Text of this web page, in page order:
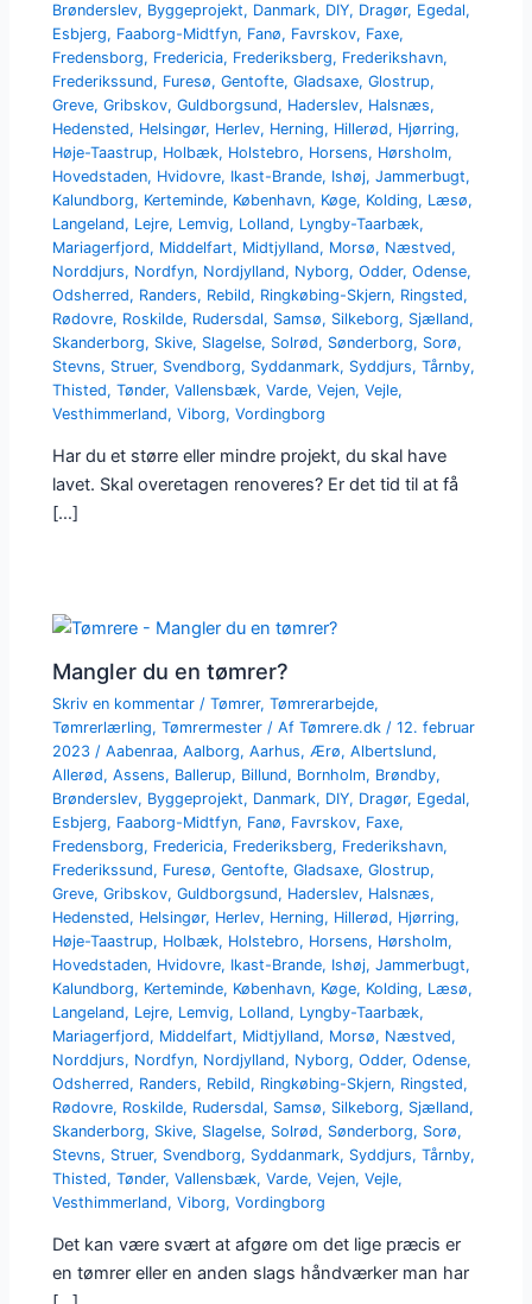
Brønderslev, Byggeprojekt, Danmark, DIY, Dragør, Egedal,
Esbjerg, Faaborg-Midtfyn, Fanø, Favrskov, Faxe,
Fredensborg, Fredericia, Frederiksberg, Frederikshavn,
Frederikssund, Furesø,Gentofte,Gladsaxe,Glostrup,
Greve,Gribskov,Guldborgsund, Haderslev, Halsnæs,
Hedensted, Helsingør, Herlev, Herning, Hillerød, Hjørring,
Høje-Taastrup, Holbæk, Holstebro, Horsens, Hørsholm,
Hovedstaden, Hvidovre, Ikast-Brande, Ishøj,Jammerbugt,
Kalundborg, Kerteminde, København, Køge, Kolding, Læsø,
Langeland, Lejre, Lemvig, Lolland, Lyngby-Taarbæk,
Mariagerfjord, Middelfart, Midtjylland, Morsø, Næstved,
Norddjurs, Nordfyn, Nordjylland, Nyborg,Odder,Odense,
Odsherred, Randers, Rebild, Ringkøbing-Skjern, Ringsted,
Rødovre, Roskilde, Rudersdal, Samsø, Silkeborg, Sjælland,
Skanderborg, Skive, Slagelse, Solrød, Sønderborg, Sorø,
Stevns, Struer, Svendborg, Syddanmark, Syddjurs,Tårnby,
Thisted,Tønder,Vallensbæk,Varde,Vejen,Vejle,
Vesthimmerland,Viborg,Vordingborg
Har du et større eller mindre projekt, du skal have
lavet. Skal overetagen renoveres? Er det tid til at få
[…]
Mangler du en tømrer?
Skriv en kommentar /Tømrer,Tømrerarbejde,
Tømrerlærling,Tømrermester / AfTømrere.dk /12. februar
2023 /Aabenraa,Aalborg,Aarhus, Ærø,Albertslund,
Allerød,Assens, Ballerup, Billund, Bornholm, Brøndby,
Brønderslev, Byggeprojekt, Danmark, DIY, Dragør, Egedal,
Esbjerg, Faaborg-Midtfyn, Fanø, Favrskov, Faxe,
Fredensborg, Fredericia, Frederiksberg, Frederikshavn,
Frederikssund, Furesø,Gentofte,Gladsaxe,Glostrup,
Greve,Gribskov,Guldborgsund, Haderslev, Halsnæs,
Hedensted, Helsingør, Herlev, Herning, Hillerød, Hjørring,
Høje-Taastrup, Holbæk, Holstebro, Horsens, Hørsholm,
Hovedstaden, Hvidovre, Ikast-Brande, Ishøj,Jammerbugt,
Kalundborg, Kerteminde, København, Køge, Kolding, Læsø,
Langeland, Lejre, Lemvig, Lolland, Lyngby-Taarbæk,
Mariagerfjord, Middelfart, Midtjylland, Morsø, Næstved,
Norddjurs, Nordfyn, Nordjylland, Nyborg,Odder,Odense,
Odsherred, Randers, Rebild, Ringkøbing-Skjern, Ringsted,
Rødovre, Roskilde, Rudersdal, Samsø, Silkeborg, Sjælland,
Skanderborg, Skive, Slagelse, Solrød, Sønderborg, Sorø,
Stevns, Struer, Svendborg, Syddanmark, Syddjurs,Tårnby,
Thisted,Tønder,Vallensbæk,Varde,Vejen,Vejle,
Vesthimmerland,Viborg,Vordingborg
Det kan være svært at afgøre om det lige præcis er
en tømrer eller en anden slags håndværker man har